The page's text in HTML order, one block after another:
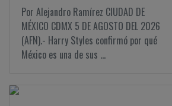
Por Alejandro Ramírez CIUDAD DE
MÉXICO CDMX 5 DE AGOSTO DEL 2026
(AFN).- Harry Styles confirmó por qué
México es una de sus ...